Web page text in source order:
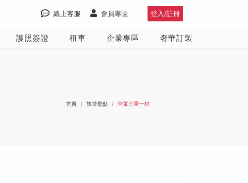
登入/註冊
會員專區
線上客服
護照簽證 租車 企業專區 奢華訂製
首頁 旅遊景點 空軍三重一村